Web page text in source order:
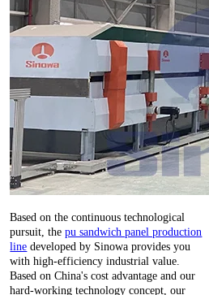
Based on the continuous technological
pursuit, thepu sandwich panel production
line developed by Sinowa provides you
with high-efficiency industrial value.
Based on China's cost advantage and our
hard-working technology concept, our